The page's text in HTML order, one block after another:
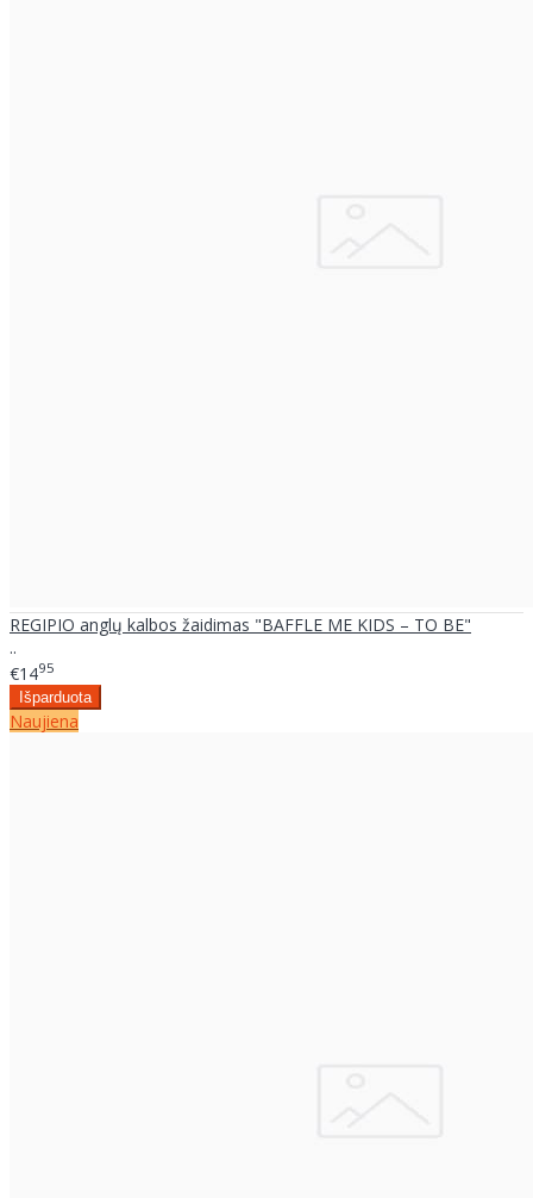
REGIPIO anglų kalbos žaidimas "BAFFLE ME KIDS – TO BE"
..
€1495
Naujiena